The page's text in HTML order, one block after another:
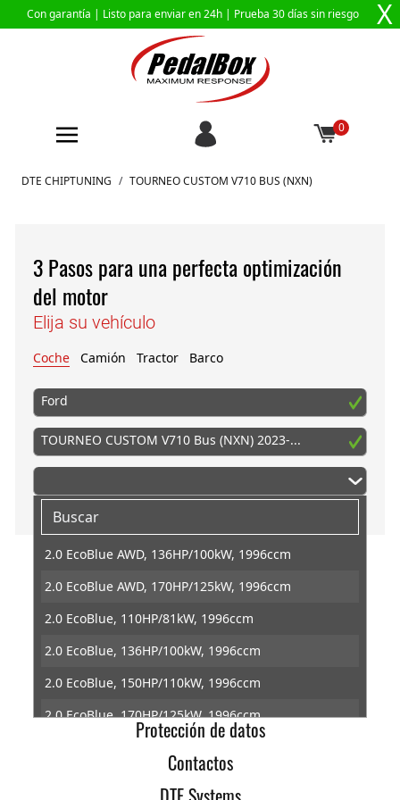
Con garantía | Listo para enviar en 24h | Prueba 30 días sin riesgo X
0
Ir al contenido
DTE CHIPTUNING / TOURNEO CUSTOM V710 BUS (NXN)
3 Pasos para una perfecta optimización
del motor
Elija su vehículo
Coche Camión Tractor Barco
Ford
TOURNEO CUSTOM V710 Bus (NXN) 2023-...
2.0 EcoBlue AWD, 136HP/100kW, 1996ccm
2.0 EcoBlue AWD, 170HP/125kW, 1996ccm
2.0 EcoBlue, 110HP/81kW, 1996ccm
2.0 EcoBlue, 136HP/100kW, 1996ccm
2.0 EcoBlue, 150HP/110kW, 1996ccm
2.0 EcoBlue, 170HP/125kW, 1996ccm
Inicio
Info
Condiciones generales
Revocacion
Protección de datos
Contactos